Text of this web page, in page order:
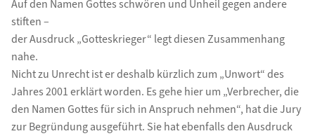
Auf den Namen Gottes schwören und Unheil gegen andere
stiften –
der Ausdruck „Gotteskrieger“ legt diesen Zusammenhang
nahe.
Nicht zu Unrecht ist er deshalb kürzlich zum „Unwort“ des
Jahres 2001 erklärt worden. Es gehe hier um „Verbrecher, die
den Namen Gottes für sich in Anspruch nehmen“, hat die Jury
zur Begründung ausgeführt. Sie hat ebenfalls den Ausdruck